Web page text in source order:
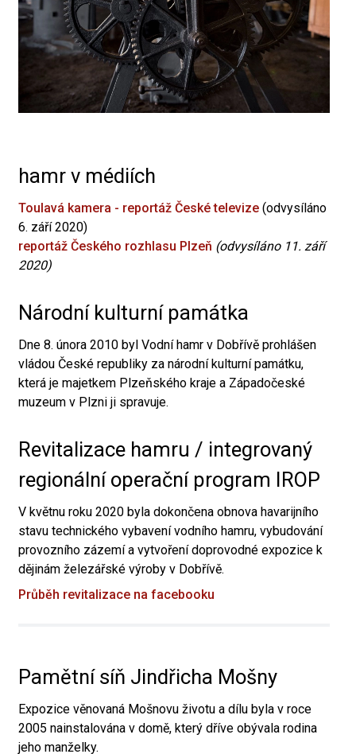
hamr v médiích
Toulavá kamera - reportáž České televize (odvysíláno
6. září 2020)
reportáž Českého rozhlasu Plzeň (odvysíláno 11. září
2020)
Národní kulturní památka
Dne 8. února 2010 byl Vodní hamr v Dobřívě prohlášen
vládou České republiky za národní kulturní památku,
která je majetkem Plzeňského kraje a Západočeské
muzeum v Plzni ji spravuje.
Revitalizace hamru / integrovaný
regionální operační program IROP
V květnu roku 2020 byla dokončena obnova havarijního
stavu technického vybavení vodního hamru, vybudování
provozního zázemí a vytvoření doprovodné expozice k
dějinám železářské výroby v Dobřívě.
Průběh revitalizace na facebooku
Pamětní síň Jindřicha Mošny
Expozice věnovaná Mošnovu životu a dílu byla v roce
2005 nainstalována v domě, který dříve obývala rodina
jeho manželky.